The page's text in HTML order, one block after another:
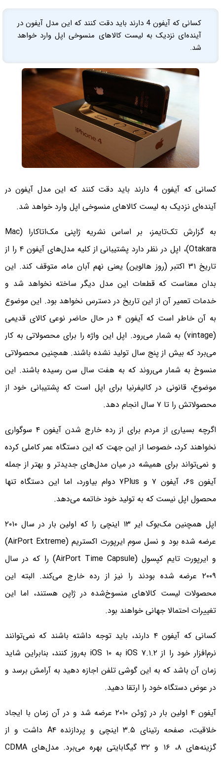
کسانی که آیفون 4 دارند باید دقت کنند که این مدل آیفون در
آینده‌ای نزدیک به لیست کالاهای منسوخی اپل وارد خواهد
شد.
کسانی که آیفون 4 دارند باید دقت کنند که این مدل آیفون در
آینده‌ای نزدیک به لیست کالاهای منسوخی اپل وارد خواهد شد.
به گزارش تک‌تایمز، بر اساس نشریه ژاپنی مک‌اتاکارا (Mac
Otakara)، اپل در نظر دارد پشتیبانی از کلیه مدل‌های آیفون ۴ را از
تاریخ ۳۱ اکتبر (روز هالوین) یعنی نهم آبان ماه، متوقف کند. این
بدان معناست که قطعات این مدل دیگر ساخته نخواهد شد و
خدمات تعمیر آن از این تاریخ در دسترس نخواهد بود. این موضوع
به آن خاطر است که آیفون ۴ در حال حاضر نوعی کالای قدیمی
(vintage) به شمار می‌رود. اپل این واژه را برای محصولاتی به کار
می‌برد که بیش از پنج سال تولید نشده باشند. همچنین محصولاتی
منسوخ به شمار می‌روند که به هفت سال سن رسیده باشند. این
موضوع، قانونی در کالیفرنیا برای اپل است که پشتیبانی‌ خود از
محصولاتش را تا ۷ سال انجام دهد.
اگرچه بسیاری از مردم برای از رده خارج شدن آیفون ۴ سوگواری
نخواهند کرد، خصوصا از این جهت که این دستگاه عمر کاملی کرده
و نمی‌تواند برای همیشه در میان مدل‌های جدیدتر و بهتر از جمله
آیفون ۶s، آیفون ۷ و ۷Plus دوام بیاورد، اما این دستگاه تنها
محصول اپل نیست که به تولید خود خاتمه می‌دهد.
اپل همچنین مک‌بوک ایر ۱۳ اینچی را که اولین بار در سال ۲۰۱۰
عرضه شده بود و نسل سوم ایرپورت اکستریم (AirPort Extreme)
و ایرپورت تایم کپسول (AirPort Time Capsule) را که در سال
۲۰۰۹ عرضه شده بودند را نیز از رده خارج می‌کند. البته این
محصولات لیست کالاهای منسوخ‌شده در ژاپن هستند، اما این
تغییرات احتمالا جهانی خواهند بود.
کسانی که آیفون ۴ دارند، باید توجه داشته باشند که نمی‌توانند
نرم‌افزار خود را از iOS ۷.۱.۲ به iOS ۱۰ به‌روز کنند، بنابراین شاید
زمان آن باشد که به این گوشی تلفن اجازه دهید به آرامش برسد و
در عوض دستگاه خود را ارتقا دهید.
آیفون ۴ اولین بار در ژوئن ۲۰۱۰ عرضه شد و در آن زمان با ایجاد
خلاقیت، صفحه رتینای ۳.۵ اینچی و پردازنده A۴ داشت و از
گزینه‌های ۸، ۱۶ و ۳۲ گیگابایتی بهره می‌برد. مدل‌های CDMA